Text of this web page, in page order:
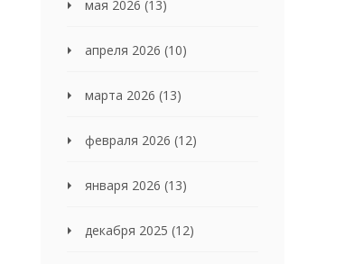
мая 2026 (13)
апреля 2026 (10)
марта 2026 (13)
февраля 2026 (12)
января 2026 (13)
декабря 2025 (12)